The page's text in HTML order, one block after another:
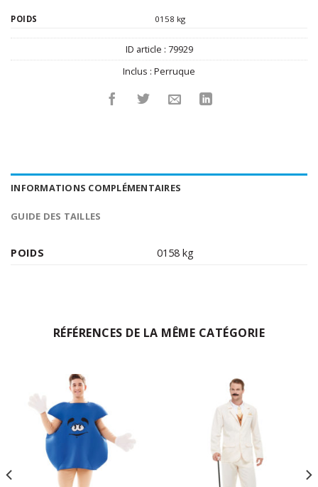
POIDS 0158 kg
ID article : 79929
Inclus : Perruque
INFORMATIONS COMPLÉMENTAIRES
GUIDE DES TAILLES
POIDS 0158 kg
RÉFÉRENCES DE LA MÊME CATÉGORIE